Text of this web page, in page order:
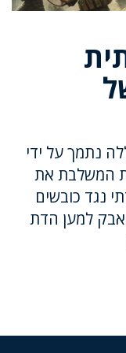
נתמך על ידי
המשלבת את
נגד כובשים
למען הדת